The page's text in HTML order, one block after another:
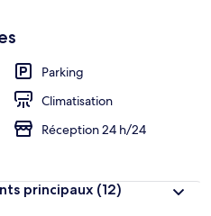
Parking
Climatisation
Réception 24 h/24
principaux (12)